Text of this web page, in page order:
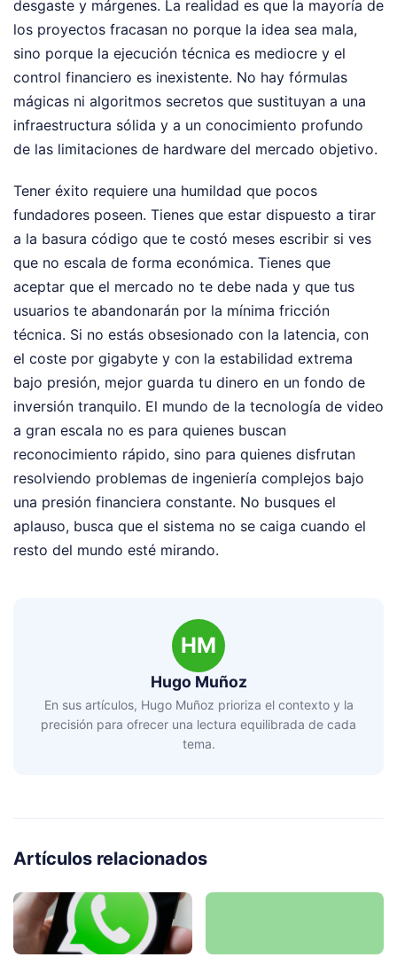
desgaste y márgenes. La realidad es que la mayoría de
los proyectos fracasan no porque la idea sea mala,
sino porque la ejecución técnica es mediocre y el
control financiero es inexistente. No hay fórmulas
mágicas ni algoritmos secretos que sustituyan a una
infraestructura sólida y a un conocimiento profundo
de las limitaciones de hardware del mercado objetivo.
Tener éxito requiere una humildad que pocos
fundadores poseen. Tienes que estar dispuesto a tirar
a la basura código que te costó meses escribir si ves
que no escala de forma económica. Tienes que
aceptar que el mercado no te debe nada y que tus
usuarios te abandonarán por la mínima fricción
técnica. Si no estás obsesionado con la latencia, con
el coste por gigabyte y con la estabilidad extrema
bajo presión, mejor guarda tu dinero en un fondo de
inversión tranquilo. El mundo de la tecnología de video
a gran escala no es para quienes buscan
reconocimiento rápido, sino para quienes disfrutan
resolviendo problemas de ingeniería complejos bajo
una presión financiera constante. No busques el
aplauso, busca que el sistema no se caiga cuando el
resto del mundo esté mirando.
HM
Hugo Muñoz
En sus artículos, Hugo Muñoz prioriza el contexto y la
precisión para ofrecer una lectura equilibrada de cada
tema.
Artículos relacionados